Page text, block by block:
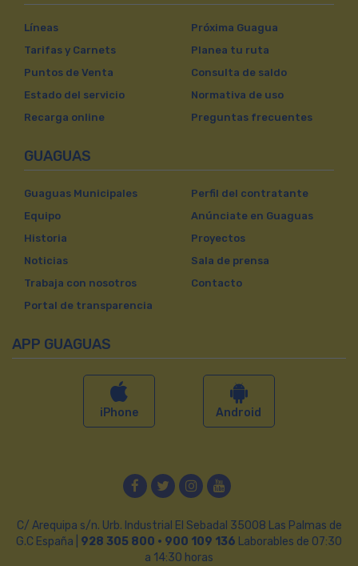
Líneas
Tarifas y Carnets
Puntos de Venta
Estado del servicio
Recarga online
Próxima Guagua
Planea tu ruta
Consulta de saldo
Normativa de uso
Preguntas frecuentes
GUAGUAS
Guaguas Municipales
Equipo
Historia
Noticias
Trabaja con nosotros
Portal de transparencia
Perfil del contratante
Anúnciate en Guaguas
Proyectos
Sala de prensa
Contacto
APP GUAGUAS
iPhone Android
FacebookTwitterInstagram
YouTube
C/ Arequipa s/n. Urb. Industrial El Sebadal 35008 Las Palmas de
G.C España | 928 305 800 · 900 109 136 Laborables de 07:30
a 14:30 horas